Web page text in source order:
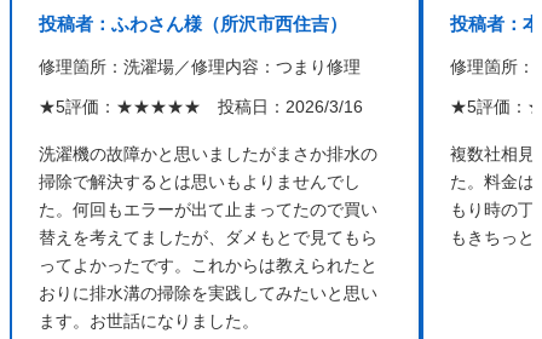
投稿者：ふわさん様（所沢市西住吉）
修理箇所：洗濯場／修理内容：つまり修理
★5評価：★★★★★ 投稿日：2026/3/16
洗濯機の故障かと思いましたがまさか排水の
掃除で解決するとは思いもよりませんでし
た。何回もエラーが出て止まってたので買い
替えを考えてましたが、ダメもとで見てもら
ってよかったです。これからは教えられたと
おりに排水溝の掃除を実践してみたいと思い
ます。お世話になりました。
投稿者：
修理箇所：
★5評価：
複数社相見
た。料金は
もり時の丁
もきちっと